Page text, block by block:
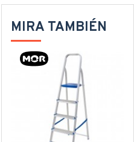
MIRA TAMBIÉN